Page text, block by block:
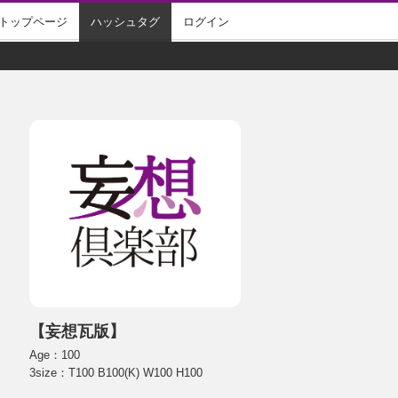
ップページ ハッシュタグ ログイン
【妄想瓦版】
Age：100
3size：T100 B100(K) W100 H100